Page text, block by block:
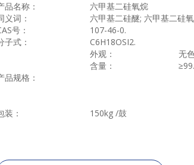
品名称：
六甲基二硅氧烷
义词：
六甲基二硅醚; 六甲基二硅
号：
107-46-0.
子式：
C6H18OSI2.
品规格：
外观：
无
含量：
≥
装： 150kg /鼓